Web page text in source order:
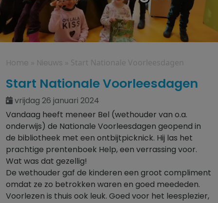
Home » Nieuws » Start Nationale Voorleesdagen
Start Nationale Voorleesdagen
vrijdag 26 januari 2024
Vandaag heeft meneer Bel (wethouder van o.a.
onderwijs) de Nationale Voorleesdagen geopend in
de bibliotheek met een ontbijtpicknick. Hij las het
prachtige prentenboek Help, een verrassing voor.
Wat was dat gezellig!
De wethouder gaf de kinderen een groot compliment
omdat ze zo betrokken waren en goed meededen.
Voorlezen is thuis ook leuk. Goed voor het leesplezier,